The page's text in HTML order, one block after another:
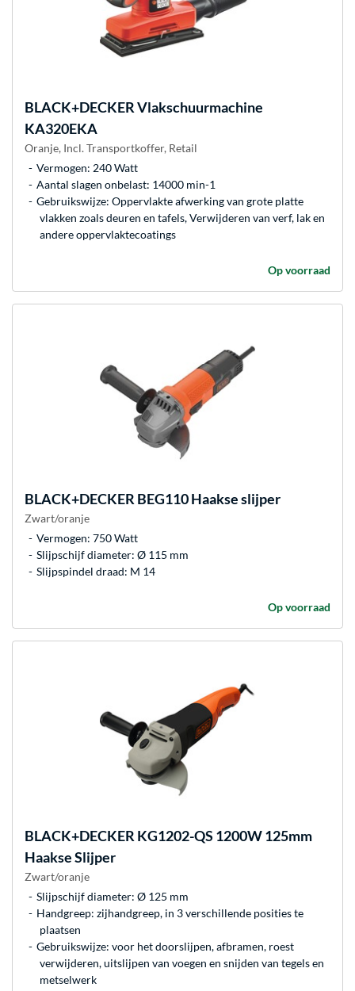
BLACK+DECKERVlakschuurmachine
KA320EKA
Oranje, Incl. Transportkoffer, Retail
Vermogen: 240 Watt
Aantal slagen onbelast: 14000 min-1
Gebruikswijze: Oppervlakte afwerking van grote platte
vlakken zoals deuren en tafels, Verwijderen van verf, lak en
andere oppervlaktecoatings
Op voorraad
BLACK+DECKER BEG110 Haakse slijper
Zwart/oranje
Vermogen: 750 Watt
Slijpschijf diameter: Ø 115 mm
Slijpspindel draad: M 14
Op voorraad
BLACK+DECKER KG1202-QS 1200W 125mm
Haakse Slijper
Zwart/oranje
Slijpschijf diameter: Ø 125 mm
Handgreep: zijhandgreep, in 3 verschillende posities te
plaatsen
Gebruikswijze: voor het doorslijpen, afbramen, roest
verwijderen, uitslijpen van voegen en snijden van tegels en
metselwerk